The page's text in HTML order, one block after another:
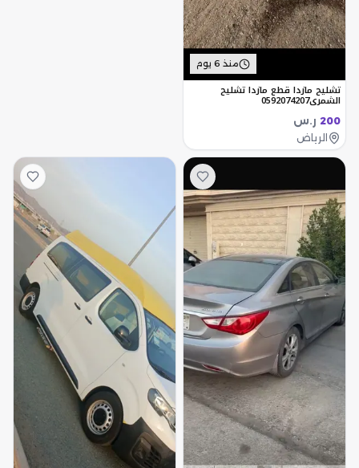
منذ 6 يوم
تشليح مازدا قطع مازدا تشليح
الشمري0592074207
200 ر.س
الرياض